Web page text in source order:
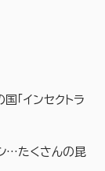
「インセクトラ
シ…たくさんの昆